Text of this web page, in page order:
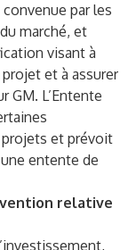
convenue par les
marché, et
visant à
et à assurer
GM. L’Entente
et prévoit
entente de
relative